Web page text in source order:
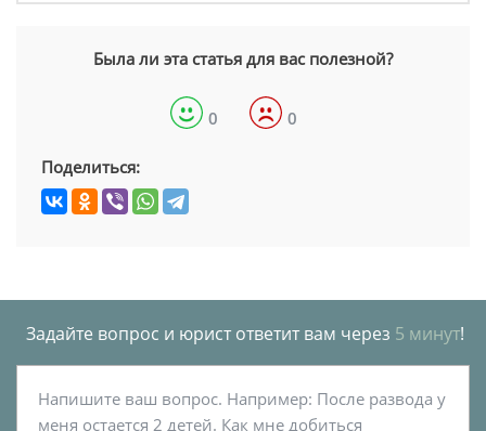
Была ли эта статья для вас полезной?
0 0
Поделиться:
Задайте вопрос и юрист ответит вам через 5 минут!